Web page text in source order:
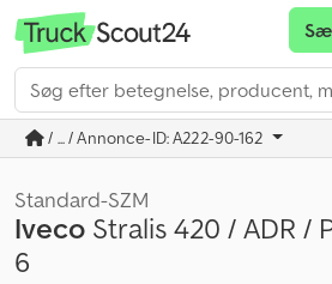
/ ... / Annonce-ID: A222-90-162
Standard-SZM
Iveco Stralis 420 / ADR /
6